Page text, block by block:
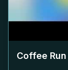
Coffee